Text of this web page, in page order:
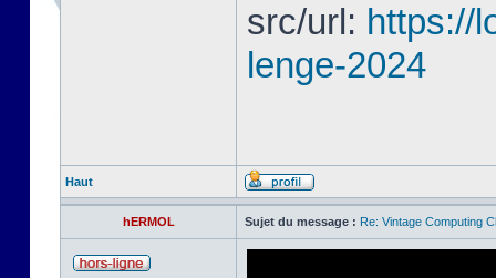
src/url: https://
lenge-2024
Haut
hERMOL Sujet du message : Re: Vintage Computing